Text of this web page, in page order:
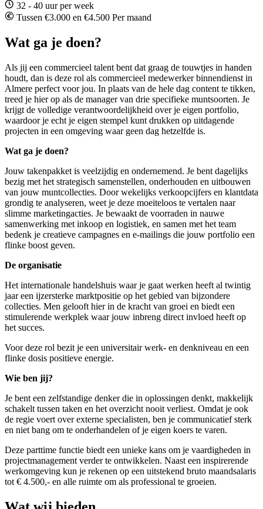
32 - 40 uur per week
Tussen €3.000 en €4.500 Per maand
Wat ga je doen?
Als jij een commercieel talent bent dat graag de touwtjes in handen
houdt, dan is deze rol als commercieel medewerker binnendienst in
Almere perfect voor jou. In plaats van de hele dag content te tikken,
treed je hier op als de manager van drie specifieke muntsoorten. Je
krijgt de volledige verantwoordelijkheid over je eigen portfolio,
waardoor je echt je eigen stempel kunt drukken op uitdagende
projecten in een omgeving waar geen dag hetzelfde is.
Wat ga je doen?
Jouw takenpakket is veelzijdig en ondernemend. Je bent dagelijks
bezig met het strategisch samenstellen, onderhouden en uitbouwen
van jouw muntcollecties. Door wekelijks verkoopcijfers en klantdata
grondig te analyseren, weet je deze moeiteloos te vertalen naar
slimme marketingacties. Je bewaakt de voorraden in nauwe
samenwerking met inkoop en logistiek, en samen met het team
bedenk je creatieve campagnes en e-mailings die jouw portfolio een
flinke boost geven.
De organisatie
Het internationale handelshuis waar je gaat werken heeft al twintig
jaar een ijzersterke marktpositie op het gebied van bijzondere
collecties. Men gelooft hier in de kracht van groei en biedt een
stimulerende werkplek waar jouw inbreng direct invloed heeft op
het succes.
Voor deze rol bezit je een universitair werk- en denkniveau en een
flinke dosis positieve energie.
Wie ben jij?
Je bent een zelfstandige denker die in oplossingen denkt, makkelijk
schakelt tussen taken en het overzicht nooit verliest. Omdat je ook
de regie voert over externe specialisten, ben je communicatief sterk
en niet bang om te onderhandelen of je eigen koers te varen.
Deze parttime functie biedt een unieke kans om je vaardigheden in
projectmanagement verder te ontwikkelen. Naast een inspirerende
werkomgeving kun je rekenen op een uitstekend bruto maandsalaris
tot € 4.500,- en alle ruimte om als professional te groeien.